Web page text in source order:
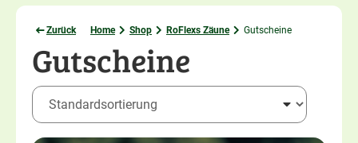
Zurück Home Shop RoFlexs Zäune Gutscheine
Gutscheine